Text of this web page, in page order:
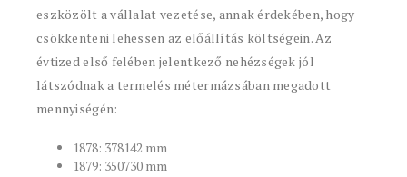
eszközölt a vállalat vezetése, annak érdekében, hogy
csökkenteni lehessen az előállítás költségein. Az
évtized első felében jelentkező nehézségek jól
látszódnak a termelés métermázsában megadott
mennyiségén:
1878: 378142 mm
1879: 350730 mm